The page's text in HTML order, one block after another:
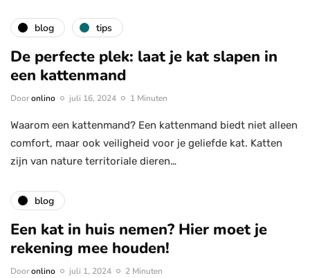
blog tips
De perfecte plek: laat je kat slapen in
een kattenmand
Dooronlino juli 16, 2024 1 Minuten
Waarom een kattenmand? Een kattenmand biedt niet alleen
comfort, maar ook veiligheid voor je geliefde kat. Katten
zijn van nature territoriale dieren…
blog
Een kat in huis nemen? Hier moet je
rekening mee houden!
Dooronlino juli 1, 2024 2 Minuten